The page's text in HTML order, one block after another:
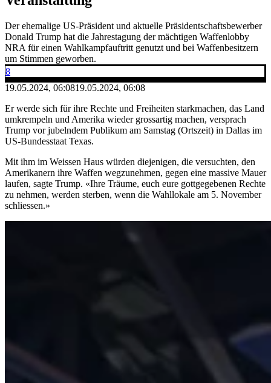
Der ehemalige US-Präsident und aktuelle Präsidentschaftsbewerber
Donald Trump hat die Jahrestagung der mächtigen Waffenlobby
NRA für einen Wahlkampfauftritt genutzt und bei Waffenbesitzern
um Stimmen geworben.
8
19.05.2024, 06:0819.05.2024, 06:08
Er werde sich für ihre Rechte und Freiheiten starkmachen, das Land
umkrempeln und Amerika wieder grossartig machen, versprach
Trump vor jubelndem Publikum am Samstag (Ortszeit) in Dallas im
US-Bundesstaat Texas.
Mit ihm im Weissen Haus würden diejenigen, die versuchten, den
Amerikanern ihre Waffen wegzunehmen, gegen eine massive Mauer
laufen, sagte Trump. «Ihre Träume, euch eure gottgegebenen Rechte
zu nehmen, werden sterben, wenn die Wahllokale am 5. November
schliessen.»